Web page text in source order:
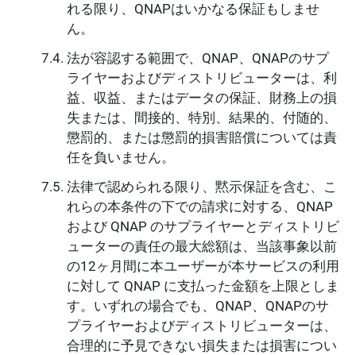
れる限り、QNAPはいかなる保証もしませ
ん。
法が容認する範囲で、QNAP、QNAPのサプ
ライヤーおよびディストリビューターは、利
益、収益、またはデータの保証、財務上の損
失または、間接的、特別、結果的、付随的、
懲罰的、または懲罰的損害賠償については責
任を負いません。
法律で認められる限り、黙示保証を含む、こ
れらの本条件の下での請求に対する、QNAP
および QNAP のサプライヤーとディストリビ
ューターの責任の最大総額は、当該事象以前
の12ヶ月間に本ユーザーが本サービスの利用
に対して QNAP に支払った金額を上限としま
す。いずれの場合でも、QNAP、QNAPのサ
プライヤーおよびディストリビューターは、
合理的に予見できない損失または損害につい